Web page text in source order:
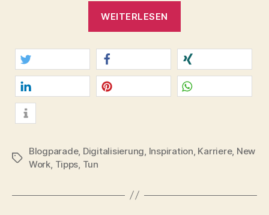
WEITERLESEN
der
digitalen
Arbeitswelt“
twittern teilen teilen
mitteilen
Schlagwörter
Blogparade, Digitalisierung Inspiration Karriere, New
Work Tipps Tun